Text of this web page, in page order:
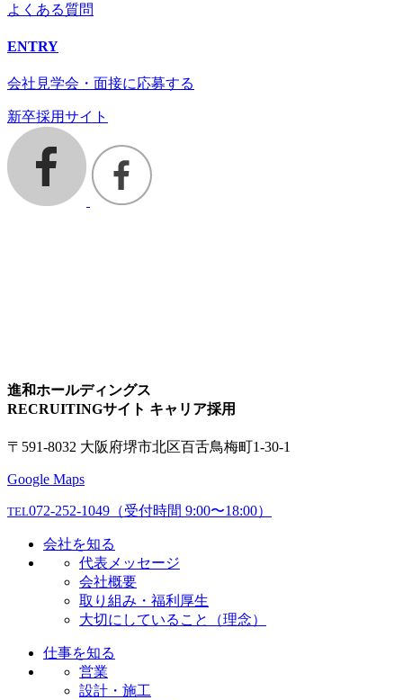
よくある質問
ENTRY
会社見学会・面接に応募する
新卒採用サイト
進和ホールディングス
RECRUITINGサイト キャリア採用
〒591-8032 大阪府堺市北区百舌鳥梅町1-30-1
Google Maps
TEL072-252-1049 （受付時間 9:00〜18:00）
会社を知る
代表メッセージ
会社概要
取り組み・福利厚生
大切にしていること（理念）
仕事を知る
営業
設計・施工